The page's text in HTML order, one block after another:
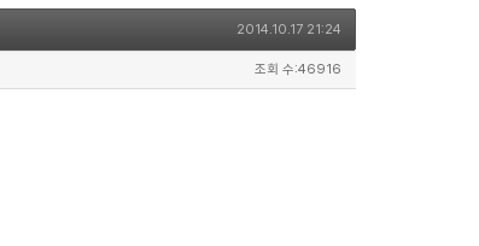
2014.10.17 21:24
조회 수:46916